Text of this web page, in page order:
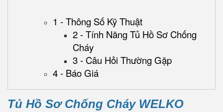
1 - Thông Số Kỹ Thuật
2 - Tính Năng Tủ Hồ Sơ Chống
Cháy
3 - Câu Hỏi Thường Gặp
4 - Báo Giá
Tủ Hồ Sơ Chống Cháy WELKO